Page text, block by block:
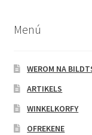
Menú
WEROM NA
ARTIKELS
WINKELKORFY
OFREKENE